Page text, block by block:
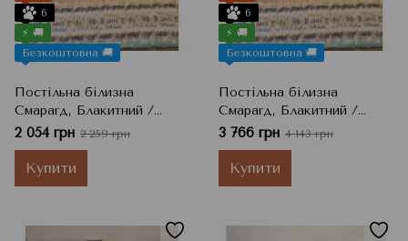
6
⚡ 🚚
Безкоштовна 🚚
Постільна білизна
Смарагд, Блакитний /
Мульті / Зелений /
Жовтий, Полуторний
2 054 грн 2 259 грн
Купити
6
⚡ 🚚
Безкоштовна 🚚
Постільна білизна
Смарагд, Блакитний /
Мульті / Зелений /
Жовтий, Сімейний
3 766 грн 4 143 грн
Купити